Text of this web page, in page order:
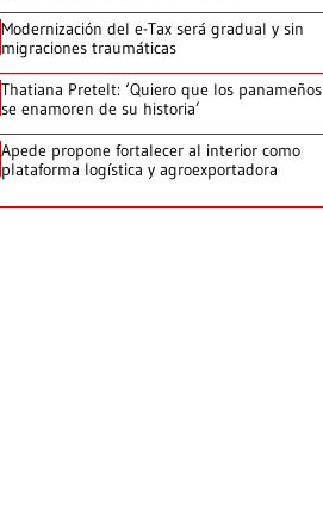
Modernización del e-Tax será gradual y sin
migraciones traumáticas
Thatiana Pretelt: ‘Quiero que los panameños
se enamoren de su historia’
Apede propone fortalecer al interior como
plataforma logística y agroexportadora